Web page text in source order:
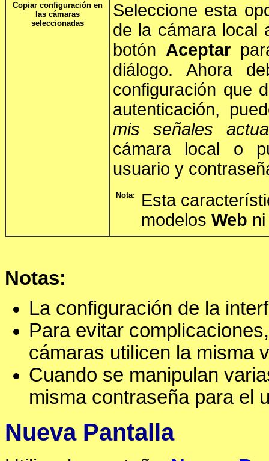
Copiar configuración en
las cámaras
seleccionadas
Seleccione esta
de la cámara local
botón Aceptar
diálogo. Ahora
configuración que
autenticación,
mis señales
cámara local o
usuario y
Nota:
Esta
modelos Web
Notas:
La configuración de la
Para evitar
cámaras utilicen la misma
Cuando se manipulan
misma contraseña para el
Nueva Pantalla